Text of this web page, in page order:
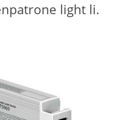
light li.